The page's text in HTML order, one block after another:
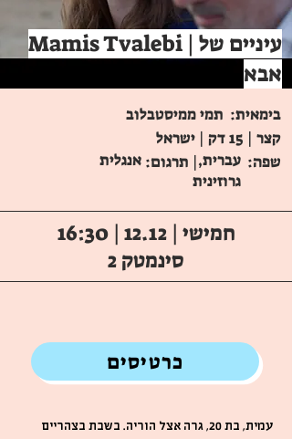
Mamis Tvalebi | עיניים של
אבא
תמי ממיסטבלוב בימאית:
קצר | 15 דק | ישראל
עברית,
גרוזינית
אנגלית | תרגום: שפה:
חמישי | 12.12 | 16:30
סינמטק 2
כרטיסים
עמית, בת 20, גרה אצל הוריה. בשבת בצהריים